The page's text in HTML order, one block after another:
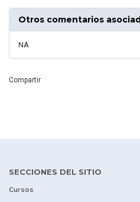
Otros comentarios
NA
Compartir
SECCIONES DEL SITIO
Cursos